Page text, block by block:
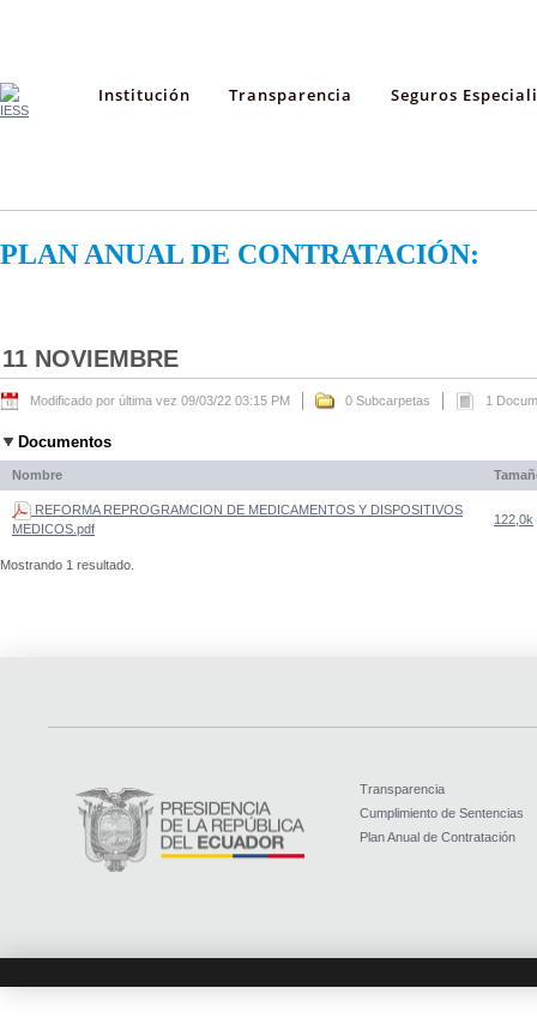
Institución Transparencia Seguros
PLAN ANUAL DE CONTRATACIÓN:
11 NOVIEMBRE
Modificado por última vez 09/03/22 03:15 PM 0 Subcarpetas 1
Documentos
Nombre
REFORMA REPROGRAMCION DE MEDICAMENTOS Y DISPOSITIVOS
MEDICOS.pdf
122,0k
Mostrando 1 resultado.
Transparencia
Cumplimiento de Sentencias
Plan Anual de Contratación